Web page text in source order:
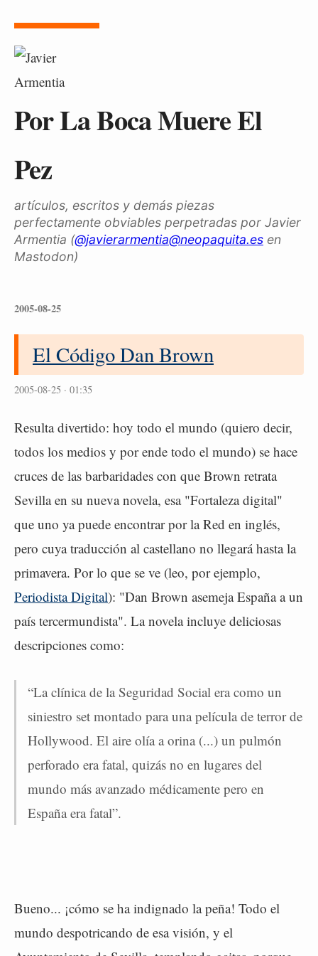
Por La Boca Muere El
Pez
artículos, escritos y demás piezas
perfectamente obviables perpetradas por Javier
Armentia (@javierarmentia@neopaquita.es en
Mastodon)
2005-08-25
El Código Dan Brown
2005-08-25 · 01:35
Resulta divertido: hoy todo el mundo (quiero decir,
todos los medios y por ende todo el mundo) se hace
cruces de las barbaridades con que Brown retrata
Sevilla en su nueva novela, esa "Fortaleza digital"
que uno ya puede encontrar por la Red en inglés,
pero cuya traducción al castellano no llegará hasta la
primavera. Por lo que se ve (leo, por ejemplo,
Periodista Digital): "Dan Brown asemeja España a un
país tercermundista". La novela incluye deliciosas
descripciones como:
“La clínica de la Seguridad Social era como un
siniestro set montado para una película de terror de
Hollywood. El aire olía a orina (...) un pulmón
perforado era fatal, quizás no en lugares del
mundo más avanzado médicamente pero en
España era fatal”.
Bueno... ¡cómo se ha indignado la peña! Todo el
mundo despotricando de esa visión, y el